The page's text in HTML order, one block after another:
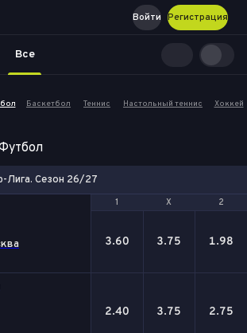
Регистрация
Войти
Все
Баскетбол Теннис Настольный теннис Хоккей
Лига. Сезон 26/27
1 Х 2
1 Х 2
3.60 3.75 1.98
2.40 3.75 2.75